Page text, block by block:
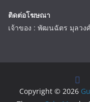
ติดต่อโฆษณา
เจ้าของ : พัฒนฉัตร มุลวง
Copyright © 2026